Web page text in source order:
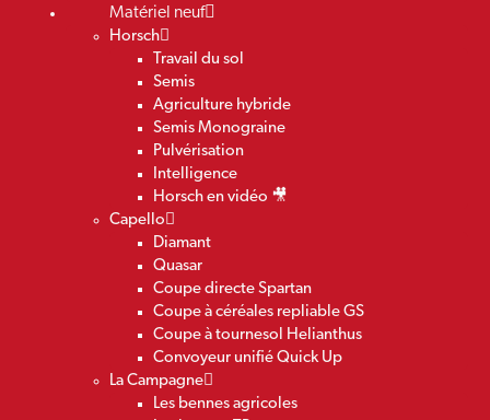
Matériel neuf
Horsch
Travail du sol
Semis
Agriculture hybride
Semis Monograine
Pulvérisation
Intelligence
Horsch en vidéo 🎥
Capello
Diamant
Quasar
Coupe directe Spartan
Coupe à céréales repliable GS
Coupe à tournesol Helianthus
Convoyeur unifié Quick Up
La Campagne
Les bennes agricoles